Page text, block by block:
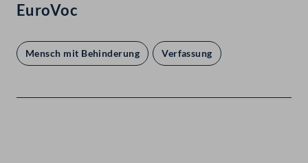
EuroVoc
Mensch mit Behinderung Verfassung